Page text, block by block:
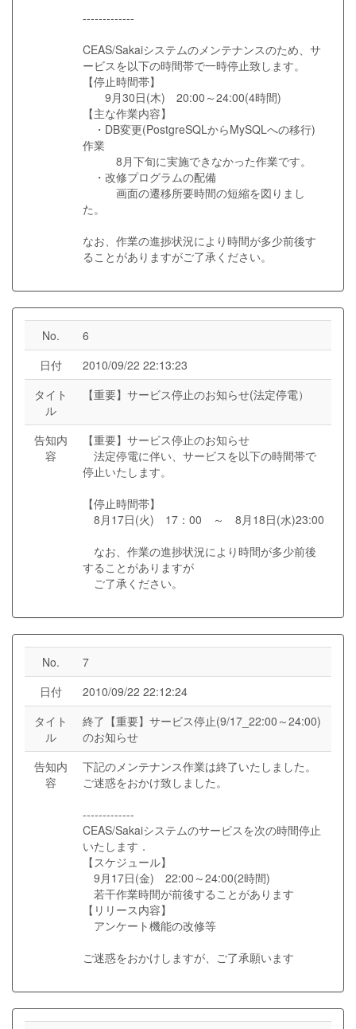
-------------
CEAS/Sakaiシステムのメンテナンスのため、サ
ービスを以下の時間帯で一時停止致します。
【停止時間帯】
9月30日(木) 20:00～24:00(4時間)
【主な作業内容】
・DB変更(PostgreSQLからMySQLへの移行)
作業
8月下旬に実施できなかった作業です。
・改修プログラムの配備
画面の遷移所要時間の短縮を図りまし
た。
なお、作業の進捗状況により時間が多少前後す
ることがありますがご了承ください。
No.
6
日付
2010/09/22 22:13:23
タイト
ル
【重要】サービス停止のお知らせ(法定停電）
告知内
容
【重要】サービス停止のお知らせ
法定停電に伴い、サービスを以下の時間帯で
停止いたします。
【停止時間帯】
8月17日(火) 17：00 ～ 8月18日(水)23:00
なお、作業の進捗状況により時間が多少前後
することがありますが
ご了承ください。
No.
7
日付
2010/09/22 22:12:24
タイト
ル
終了【重要】サービス停止(9/17_22:00～24:00)
のお知らせ
告知内
容
下記のメンテナンス作業は終了いたしました。
ご迷惑をおかけ致しました。
-------------
CEAS/Sakaiシステムのサービスを次の時間停止
いたします．
【スケジュール】
9月17日(金) 22:00～24:00(2時間)
若干作業時間が前後することがあります
【リリース内容】
アンケート機能の改修等
ご迷惑をおかけしますが、ご了承願います